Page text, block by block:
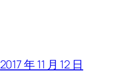
2017 年 11 月 12 日